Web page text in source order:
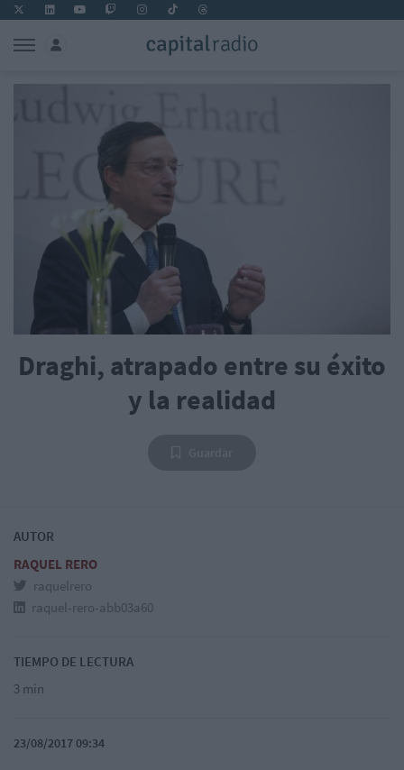
Draghi, atrapado entre su éxito
y la realidad
AUTOR
RAQUEL RERO
raquelrero
raquel-rero-abb03a60
TIEMPO DE LECTURA
3 min
23/08/2017 09:34